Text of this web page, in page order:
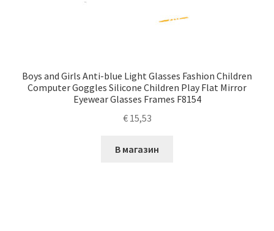
Boys and Girls Anti-blue Light Glasses Fashion Children
Computer Goggles Silicone Children Play Flat Mirror
Eyewear Glasses Frames F8154
€15,53
В магазин